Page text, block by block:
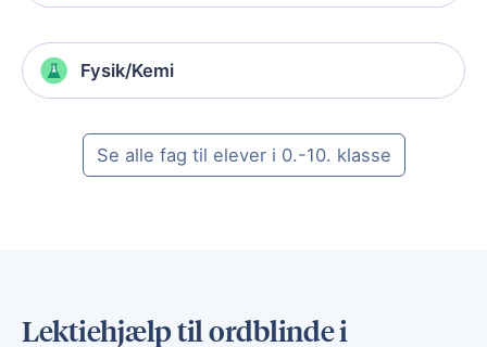
Fysik/Kemi
Se alle fag til elever i 0.-10. klasse
Lektiehjælp til ordblinde i